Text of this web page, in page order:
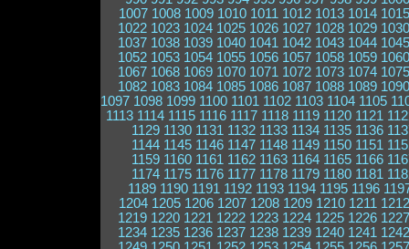
1007 1008 1009 1010 1011 1012 1013 1014 1015
1022 1023 1024 1025 1026 1027 1028 1029 1030
1037 1038 1039 1040 1041 1042 1043 1044 1045
1052 1053 1054 1055 1056 1057 1058 1059 1060
1067 1068 1069 1070 1071 1072 1073 1074 1075
1082 1083 1084 1085 1086 1087 1088 1089 1090
1097 1098 1099 1100 1101 1102 1103 1104 1105
1113 1114 1115 1116 1117 1118 1119 1120 1121
1129 1130 1131 1132 1133 1134 1135 1136
1144 1145 1146 1147 1148 1149 1150 1151
1159 1160 1161 1162 1163 1164 1165 1166
1174 1175 1176 1177 1178 1179 1180 1181
1189 1190 1191 1192 1193 1194 1195 1196
1204 1205 1206 1207 1208 1209 1210 1211 1212
1219 1220 1221 1222 1223 1224 1225 1226 1227
1234 1235 1236 1237 1238 1239 1240 1241 1242